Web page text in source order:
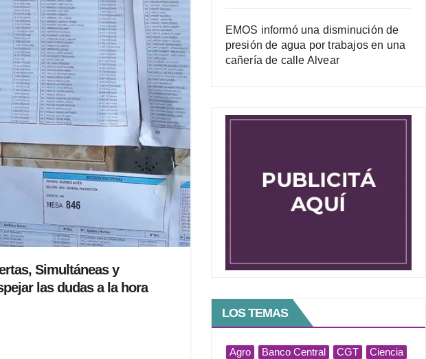
Simultáneas y
las dudas a la hora
EMOS informó una disminución de
presión de agua por trabajos en una
cañería de calle Alvear
LOS TEMAS
Agro Banco Central CGT
Ciencia